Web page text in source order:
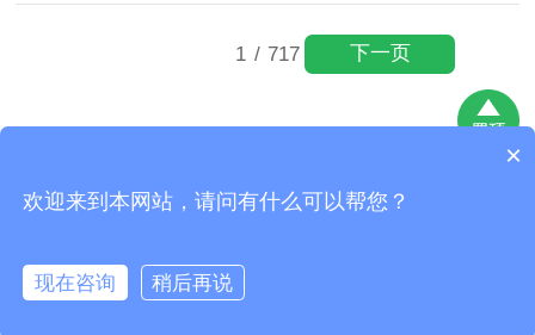
1 / 717 下一页
地址：昆山市巴城镇石牌相石路998号
拨号咨询
×
欢迎来到本网站，请问有什么可以帮您？
现在咨询
稍后再说
在线咨询